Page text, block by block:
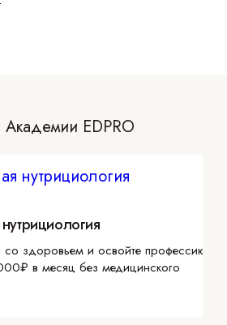
Академии EDPRO
здоровьем и освойте профессию с
в месяц без медицинского